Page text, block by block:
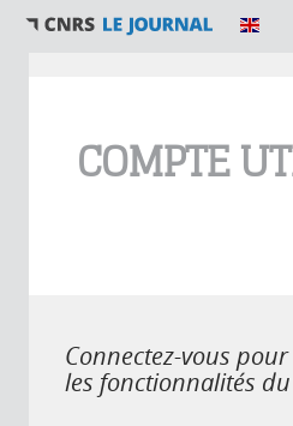
COMPTE
Connectez-vous
les fonctionnalités